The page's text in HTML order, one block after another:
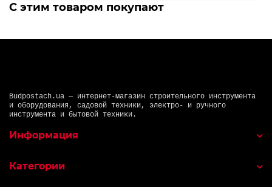
С этим товаром покупают
Budpostach.ua — интернет-магазин строительного инструмента
и оборудования, садовой техники, электро- и ручного
инструмента и бытовой техники.
Информация
Категории